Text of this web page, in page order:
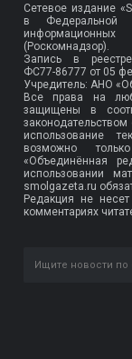
Сетевое издание
в
(Роскомнадзор).
Запись в
ФС77-86777 от 05
Учредитель: АНО
Все права на
защищены в
использование
возможно
«Объединённая
использовании
smolgazeta.ru
Редакция не
комментариях